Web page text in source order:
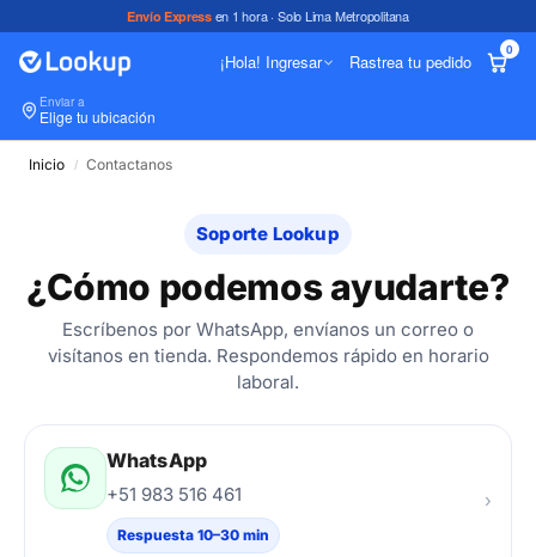
Envío Expressen 1 hora · Solo Lima Metropolitana
¡Hola! Ingresar Rastrea tu pedido
0
Enviar a
Elige tu ubicación
Inicio / Contactanos
Soporte Lookup
¿Cómo podemos ayudarte?
Escríbenos por WhatsApp, envíanos un correo o
visítanos en tienda. Respondemos rápido en horario
laboral.
WhatsApp
+51 983 516 461
Respuesta 10–30 min
›